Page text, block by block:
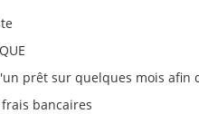
prêt sur quelques mois afin
bancaires